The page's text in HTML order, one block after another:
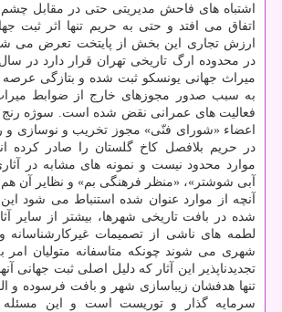
اشتباه های فاحش مدیریتی حتی در مقابل چشم
اتفاق می افتد و حتی به حریم تنها اثر ثبت
ارزش تجاری این بخش از پایتخت تعرض می
میراث جهانی یونسكو ثبت شده و بتازگی
به سبب صدور مجوزهای خارج از ضوابط
فعالیت های عمرانی نقض شده است. سوژه رنج
اعضاء «شورای فنّی» مجوز تخریب و نوسازی و
در حریم بلافصل كاخ گلستان را صادر كرده
موارد محدود نیست و نمونه­ های مشابه در
آبی شوشتر»، «منظر فرهنگی بم» و نظایر آن
آنچه از موارد عنوان شده استنباط می شود
شده در بافت تاریخی شهرها، بیشتر از سایر
لطمه های ناشی از تصمیمات غیركارشناسانه
شهری می شوند چونكه متاسفانه متولیان امر
تجدیدناپذیر این آثار كه دلیل اصلی ثبت جهانی
تنها هدفشان زیباسازی شهر و بافت فرسوده و
سرمایه گذار و توریست است و این مسئله